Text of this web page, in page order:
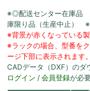
※◎配送センター在庫
庫限り品（生産中止） ※
※背景が赤くなっている
※ラックの場合、型番を
ージ下部に表示されます。
CADデータ（DXF）のダ
ログイン / 会員登録が必